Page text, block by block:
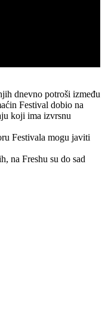
dnevno potroši između
Festival dobio na
koji ima izvrsnu
Festivala mogu javiti
na Freshu su do sad